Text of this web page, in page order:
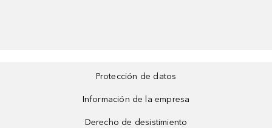
Protección de datos
Información de la empresa
Derecho de desistimiento